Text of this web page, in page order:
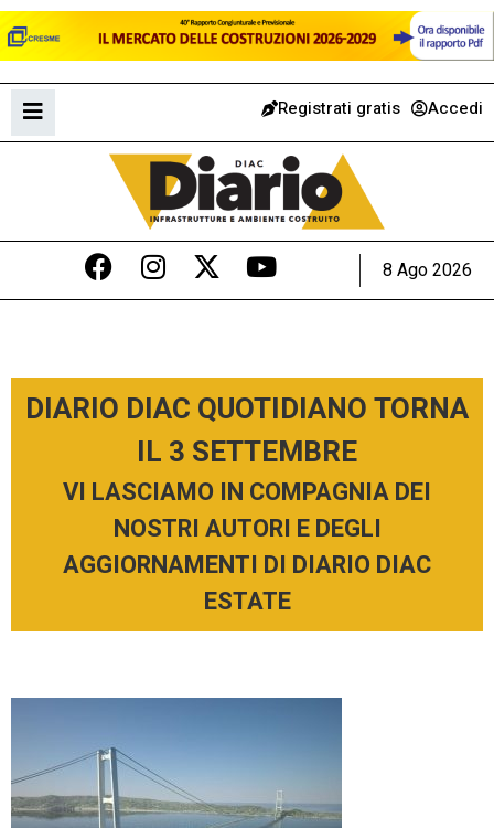
Registrati gratis Accedi
8 Ago 2026
DIARIO DIAC QUOTIDIANO TORNA
IL 3 SETTEMBRE
VI LASCIAMO IN COMPAGNIA DEI
NOSTRI AUTORI E DEGLI
AGGIORNAMENTI DI DIARIO DIAC
ESTATE